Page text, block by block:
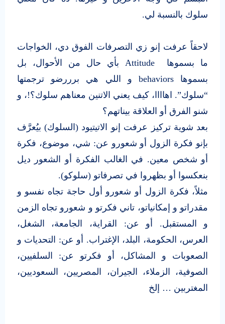
سلوك بالنسبة لي.
لاحقاً عرفت إنو زي التصرفات الفوق دي، الخواجات
ما بسموها Attitude بأي حال من الأحوال، بل
بسموها behaviors و اللي هي برررضو ترجمتها
“سلوك”. اهاااا، كيف يعني الاتنين معناهم سلوك؟!، و
شنو الفرق أو العلاقة بيناتهم؟
بعد شوية تركيز عرفت إنو الاتيتيود (السلوك) بيُعرَّف
بإنو فكرة الزول أو شعورو عن: شي، موضوع، فكرة
أو شخص معين. في الغالب الفكرة أو الشعور ديل
بنعكسوا أو بظهروا في تصرفاتو (سلوكو).
مثلاً، فكرة الزول أو شعورو أول حاجة تجاه نفسو و
مقدراتو و إمكانياتو، تاني فكرتو و شعورو تجاه الزمن
و المستقبل. أو عن: القراية، الجامعة، الشغل،
العرس، الحكومة، البلد، الإغتراب. أو عن: التحديات و
الصعوبات و المشاكل، أو فكرتو عن: السلفيين،
الصوفية، الزملاء، الجيران، المصريين، السعوديين،
المغتربين … إلخ